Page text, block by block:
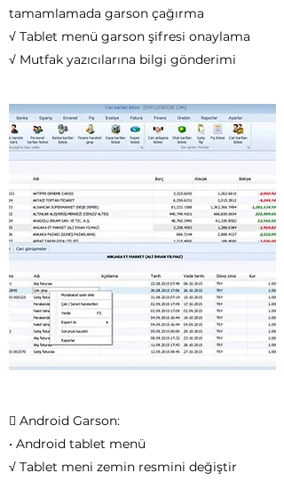
tamamlamada garson çağırma
√ Tablet menü garson şifresi onaylama
√ Mutfak yazıcılarına bilgi gönderimi
 Android Garson:
• Android tablet menü
√ Tablet meni zemin resmini değiştir